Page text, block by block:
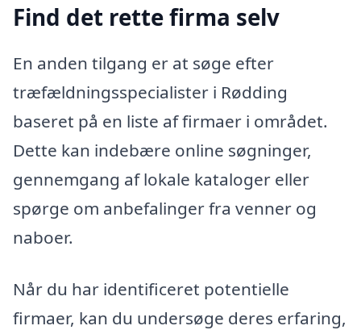
Find det rette firma selv
En anden tilgang er at søge efter
træfældningsspecialister i Rødding
baseret på en liste af firmaer i området.
Dette kan indebære online søgninger,
gennemgang af lokale kataloger eller
spørge om anbefalinger fra venner og
naboer.
Når du har identificeret potentielle
firmaer, kan du undersøge deres erfaring,